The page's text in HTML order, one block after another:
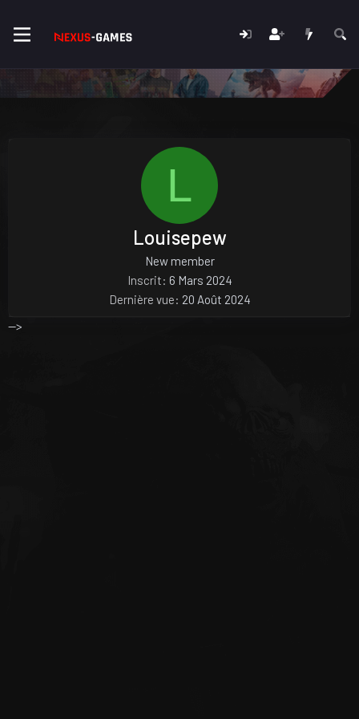
L
Louisepew
New member
Inscrit 6 Mars 2024
Dernière vue
20 Août 2024
-->